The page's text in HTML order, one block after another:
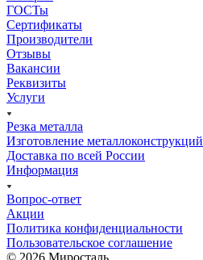
ГОСТы
Сертификаты
Производители
Отзывы
Вакансии
Реквизиты
Услуги
Резка металла
Изготовление металлоконструкций
Доставка по всей России
Информация
Вопрос-ответ
Акции
Политика конфиденциальности
Пользовательское соглашение
© 2026 Миросталь